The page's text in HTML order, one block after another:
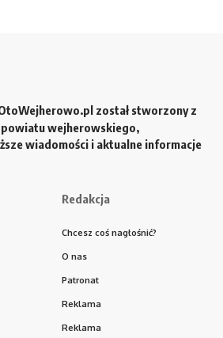
został stworzony z
powiatu wejherowskiego,
wiadomości i aktualne informacje
Redakcja
Chcesz coś nagłośnić?
O nas
Patronat
Reklama
Reklama